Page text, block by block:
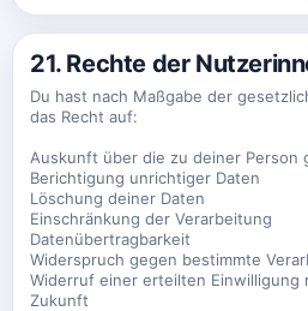
21. Rechte der
Du hast nach Maßgabe der
das Recht auf:
Auskunft über die zu deiner Person
Berichtigung unrichtiger Daten
Löschung deiner Daten
Einschränkung der Verarbeitung
Datenübertragbarkeit
Widerspruch gegen bestimmte
Widerruf einer erteilten Einwilligung
Zukunft